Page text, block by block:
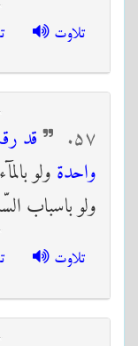
تلاوت
۵٧
قد
واحدة ولو
ولو باسباب
تلاوت